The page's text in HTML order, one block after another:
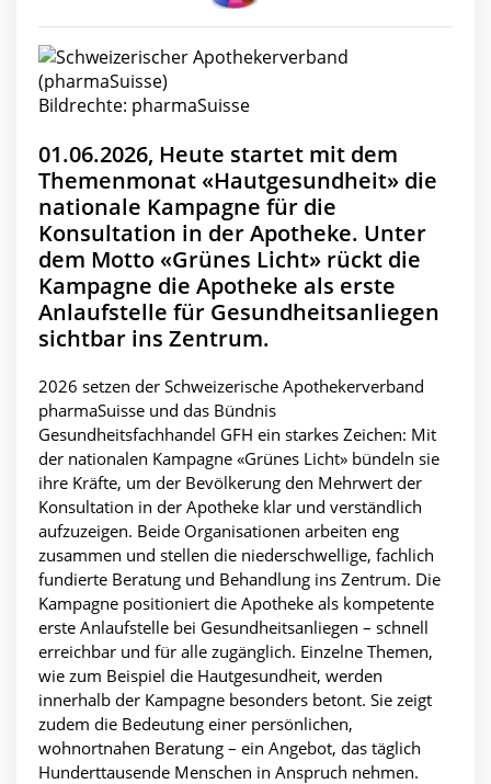
Bildrechte: pharmaSuisse
01.06.2026, Heute startet mit dem
Themenmonat «Hautgesundheit» die
nationale Kampagne für die
Konsultation in der Apotheke. Unter
dem Motto «Grünes Licht» rückt die
Kampagne die Apotheke als erste
Anlaufstelle für Gesundheitsanliegen
sichtbar ins Zentrum.
2026 setzen der Schweizerische Apothekerverband
pharmaSuisse und das Bündnis
Gesundheitsfachhandel GFH ein starkes Zeichen: Mit
der nationalen Kampagne «Grünes Licht» bündeln sie
ihre Kräfte, um der Bevölkerung den Mehrwert der
Konsultation in der Apotheke klar und verständlich
aufzuzeigen. Beide Organisationen arbeiten eng
zusammen und stellen die niederschwellige, fachlich
fundierte Beratung und Behandlung ins Zentrum. Die
Kampagne positioniert die Apotheke als kompetente
erste Anlaufstelle bei Gesundheitsanliegen – schnell
erreichbar und für alle zugänglich. Einzelne Themen,
wie zum Beispiel die Hautgesundheit, werden
innerhalb der Kampagne besonders betont. Sie zeigt
zudem die Bedeutung einer persönlichen,
wohnortnahen Beratung – ein Angebot, das täglich
Hunderttausende Menschen in Anspruch nehmen.